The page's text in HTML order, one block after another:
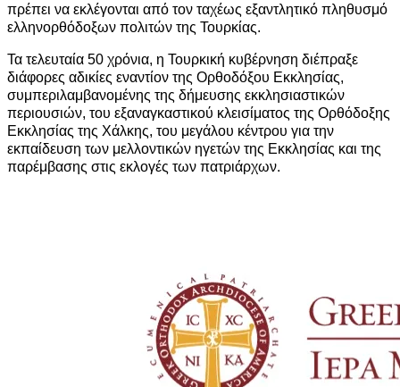
πρέπει να εκλέγονται από τον ταχέως εξαντλητικό πληθυσμό
ελληνορθόδοξων πολιτών της Τουρκίας.
Τα τελευταία 50 χρόνια, η Τουρκική κυβέρνηση διέπραξε
διάφορες αδικίες εναντίον της Ορθοδόξου Εκκλησίας,
συμπεριλαμβανομένης της δήμευσης εκκλησιαστικών
περιουσιών, του εξαναγκαστικού κλεισίματος της Ορθόδοξης
Εκκλησίας της Χάλκης, του μεγάλου κέντρου για την
εκπαίδευση των μελλοντικών ηγετών της Εκκλησίας και της
παρέμβασης στις εκλογές των πατριάρχων.